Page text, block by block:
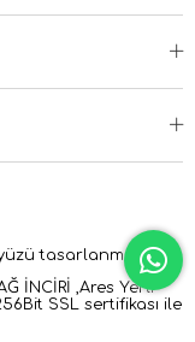
tasarlanmıştır.
İNCİRİ ,Ares Yerli
SSL sertifikası ile